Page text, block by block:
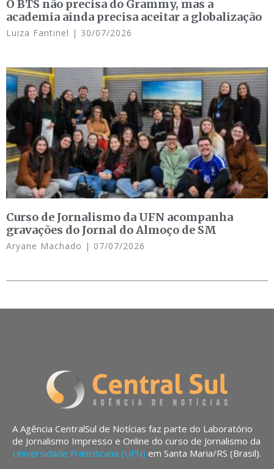
O BTS não precisa do Grammy, mas a
academia ainda precisa aceitar a globalização
Luiza Fantinel 30/07/2026
Curso de Jornalismo da UFN acompanha
gravações do Jornal do Almoço de SM
Aryane Machado 07/07/2026
A Agência CentralSul de Notícias faz parte do Laboratório
de Jornalismo Impresso e Online do curso de Jornalismo da
Universidade Franciscana (UFN) em Santa Maria/RS (Brasil).